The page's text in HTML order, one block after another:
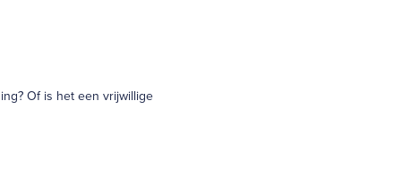
Of is het een vrijwillige